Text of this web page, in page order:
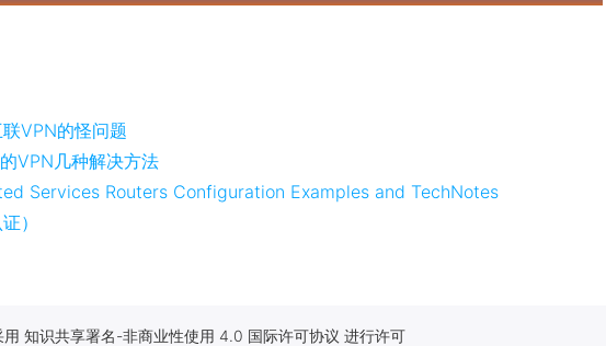
VPN的怪问题
VPN几种解决方法
Services Routers Configuration Examples and TechNotes
）
用 知识共享署名-非商业性使用 4.0 国际许可协议 进行许可